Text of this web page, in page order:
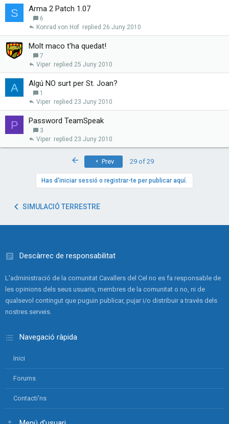
S Arma 2 Patch 1.07
6
26 Juny 2010
Konrad von Hof
Molt maco t'ha quedat!
7
25 Juny 2010
Viper
A Algú NO surt per St. Joan?
1
23 Juny 2010
Viper
P Password TeamSpeak
3
23 Juny 2010
Viper
Prev 29 of 29
Has d'iniciar sessió o registrar-te per publicar aquí.
SIMULACIÓ TERRESTRE
Descàrrec de responsabilitat
L'administració de la comunitat Cavallers del Cel no es fa responsable de
les opinions dels seus usuaris, membres de la comunitat o no, ni de
qualsevol contingut que puguin publicar, pujar i/o distribuir a través dels
nostres serveis.
Navegació ràpida
Inici
Forums
Contacti'ns